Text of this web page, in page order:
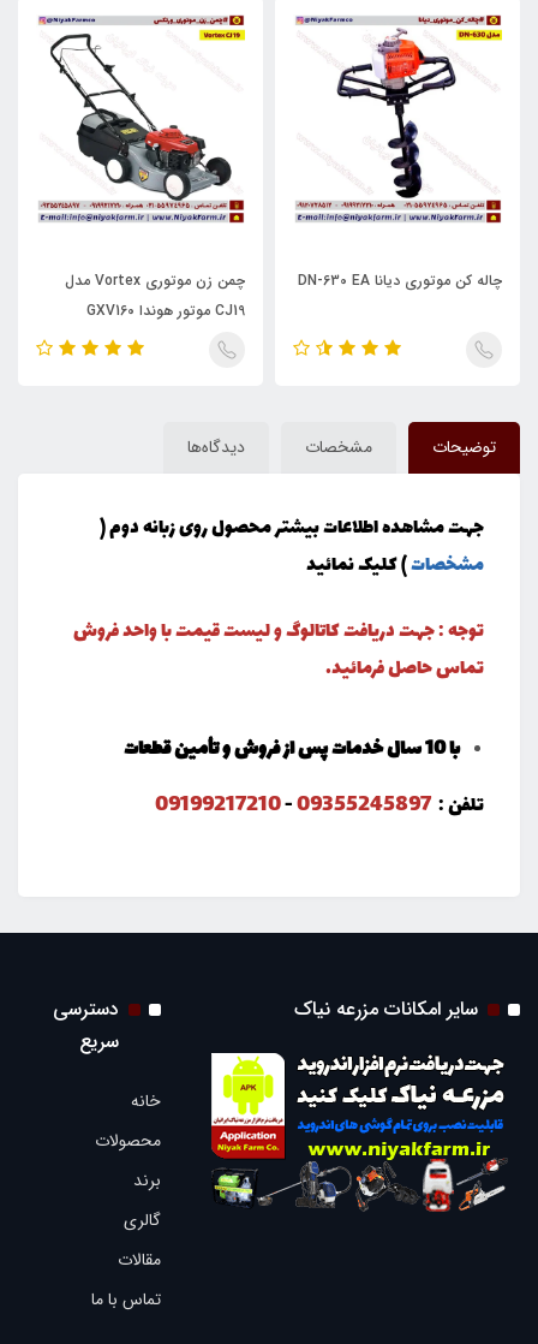
چاله کن موتوری دیانا DN-630 EA
چمن زن موتوری Vortex مدل
CJ19 موتور هوندا GXV160
توضیحات مشخصات دیدگاه‌ها
جهت مشاهده اطلاعات بیشتر محصول روی زبانه دوم (
مشخصات) کلیک نمائید
توجه : جهت دریافت کاتالوگ و لیست قیمت با واحد فروش
تماس حاصل فرمائید.
با 10 سال خدمات پس از فروش و تأمین قطعات
تلفن : 09355245897
-
09199217210
سایر امکانات مزرعه نیاک
دسترسی
سریع
خانه
محصولات
برند
گالری
مقالات
تماس با ما